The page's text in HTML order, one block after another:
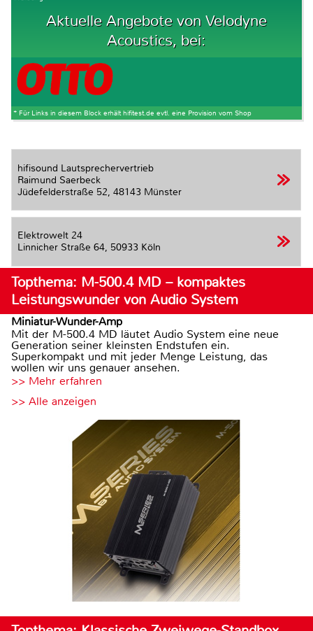
Aktuelle Angebote von Velodyne
Acoustics, bei:
* Für Links in diesem Block erhält hifitest.de evtl. eine Provision vom Shop
hifisound Lautsprechervertrieb
Raimund Saerbeck
Jüdefelderstraße 52, 48143 Münster
Elektrowelt 24
Linnicher Straße 64, 50933 Köln
Topthema: M-500.4 MD – kompaktes
Leistungswunder von Audio System
Miniatur-Wunder-Amp
Mit der M-500.4 MD läutet Audio System eine neue
Generation seiner kleinsten Endstufen ein.
Superkompakt und mit jeder Menge Leistung, das
wollen wir uns genauer ansehen.
>> Mehr erfahren
>> Alle anzeigen